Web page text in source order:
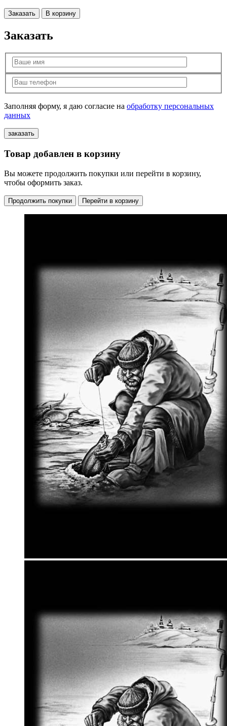
Заказать В корзину
Заказать
Заполняя форму, я даю согласие на обработку персональных
данных
Товар добавлен в корзину
Вы можете продолжить покупки или перейти в корзину,
чтобы оформить заказ.
Продолжить покупки Перейти в корзину